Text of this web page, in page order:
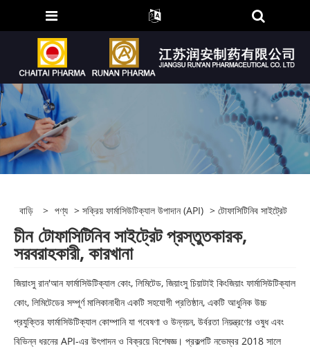
বাড়ি > পণ্য >সক্রিয় ফার্মাসিউটিক্যাল উপাদান (API) > টোফাসিটিনিব সাইট্রেট
চীন টোফাসিটিনিব সাইট্রেট প্রস্তুতকারক,
সরবরাহকারী, কারখানা
জিয়াংসু রান'আন ফার্মাসিউটিক্যাল কোং, লিমিটেড, জিয়াংসু চিয়াটাই কিংজিয়াং ফার্মাসিউটিক্যাল
কোং, লিমিটেডের সম্পূর্ণ মালিকানাধীন একটি সহযোগী প্রতিষ্ঠান, একটি আধুনিক উচ্চ
প্রযুক্তির ফার্মাসিউটিক্যাল কোম্পানি যা গবেষণা ও উন্নয়ন, উর্বরতা নিয়ন্ত্রণের ওষুধ এবং
বিভিন্ন ধরনের API-এর উৎপাদন ও বিক্রয়ে বিশেষজ্ঞ। প্রকল্পটি নভেম্বর 2018 সালে